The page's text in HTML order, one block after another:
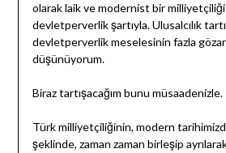
olarak laik ve modernist bir
devletperverlik şartıyla. Ulusalcılık
devletperverlik meselesinin fazla
düşünüyorum.
Biraz tartışacağım bunu müsaadenizle.
Türk milliyetçiliğinin, modern
şeklinde, zaman zaman birleşip